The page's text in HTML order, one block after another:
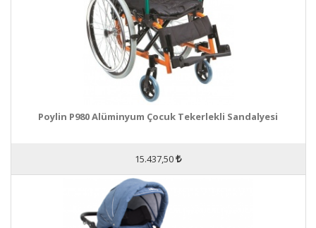
Poylin P980 Alüminyum Çocuk Tekerlekli Sandalyesi
15.437,50